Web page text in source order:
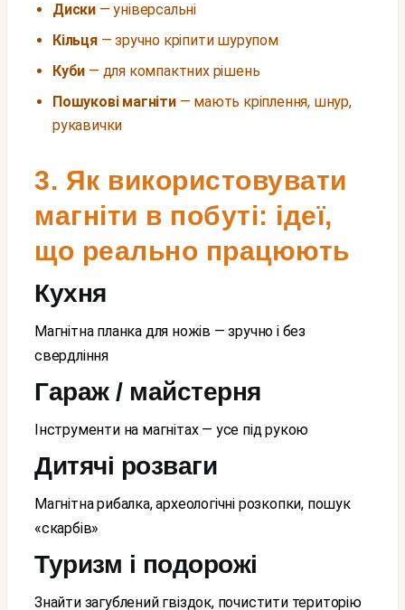
Диски — універсальні
Кільця— зручно кріпити шурупом
Куби — для компактних рішень
Пошукові магніти— мають кріплення, шнур,
рукавички
3. Як використовувати
магніти в побуті: ідеї,
що реально працюють
Кухня
Магнітна планка для ножів — зручно і без
свердління
Гараж / майстерня
Інструменти на магнітах — усе під рукою
Дитячі розваги
Магнітна рибалка, археологічні розкопки, пошук
«скарбів»
Туризм і подорожі
Знайти загублений гвіздок, почистити територію